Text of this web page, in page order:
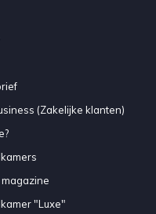
(Zakelijke klanten)
"Luxe"